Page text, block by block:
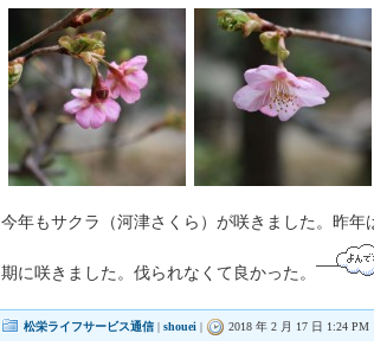
今年もサクラ（河津さくら）が咲きました。昨
期に咲きました。伐られなくて良かった。
松栄ライフサービス通信 | shouei | 2018 年 2 月 17 日 1:24 PM